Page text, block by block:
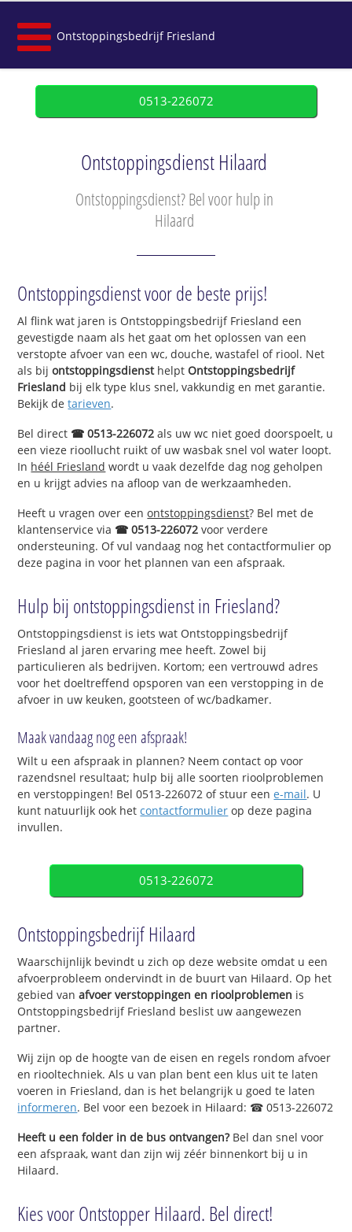
Ontstoppingsbedrijf Friesland
0513-226072
Ontstoppingsdienst Hilaard
Ontstoppingsdienst? Bel voor hulp in
Hilaard
Ontstoppingsdienst voor de beste prijs!
Al flink wat jaren is Ontstoppingsbedrijf Friesland een
gevestigde naam als het gaat om het oplossen van een
verstopte afvoer van een wc, douche, wastafel of riool. Net
als bijontstoppingsdiensthelptOntstoppingsbedrijf
Friesland bij elk type klus snel, vakkundig en met garantie.
Bekijk detarieven.
Bel direct ☎ 0513-226072 als uw wc niet goed doorspoelt, u
een vieze rioollucht ruikt of uw wasbak snel vol water loopt.
In héél Friesland wordt u vaak dezelfde dag nog geholpen
en u krijgt advies na afloop van de werkzaamheden.
Heeft u vragen over eenontstoppingsdienst? Bel met de
klantenservice via ☎ 0513-226072 voor verdere
ondersteuning. Of vul vandaag nog het contactformulier op
deze pagina in voor het plannen van een afspraak.
Hulp bij ontstoppingsdienst in Friesland?
Ontstoppingsdienst is iets wat Ontstoppingsbedrijf
Friesland al jaren ervaring mee heeft. Zowel bij
particulieren als bedrijven. Kortom; een vertrouwd adres
voor het doeltreffend opsporen van een verstopping in de
afvoer in uw keuken, gootsteen of wc/badkamer.
Maak vandaag nog een afspraak!
Wilt u een afspraak in plannen? Neem contact op voor
razendsnel resultaat; hulp bij alle soorten rioolproblemen
en verstoppingen! Bel 0513-226072 of stuur eene-mail. U
kunt natuurlijk ook hetcontactformulier op deze pagina
invullen.
0513-226072
Ontstoppingsbedrijf Hilaard
Waarschijnlijk bevindt u zich op deze website omdat u een
afvoerprobleem ondervindt in de buurt van Hilaard. Op het
gebied vanafvoer verstoppingen en rioolproblemen is
Ontstoppingsbedrijf Friesland beslist uw aangewezen
partner.
Wij zijn op de hoogte van de eisen en regels rondom afvoer
en riooltechniek. Als u van plan bent een klus uit te laten
voeren in Friesland, dan is het belangrijk u goed te laten
informeren. Bel voor een bezoek in Hilaard: ☎ 0513-226072
Heeft u een folder in de bus ontvangen?Bel dan snel voor
een afspraak, want dan zijn wij zéér binnenkort bij u in
Hilaard.
Kies voor Ontstopper Hilaard. Bel direct!